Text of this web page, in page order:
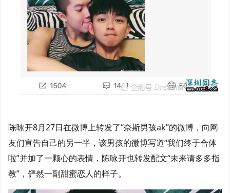
陈咏开8月27日在微博上转发了“奈斯男孩ak”的微博，向网
友们宣告自己的另一半，该男孩的微博写道“我们终于合体
啦”并加了一颗心的表情，陈咏开也转发配文“未来请多多指
教”，俨然一副甜蜜恋人的样子。